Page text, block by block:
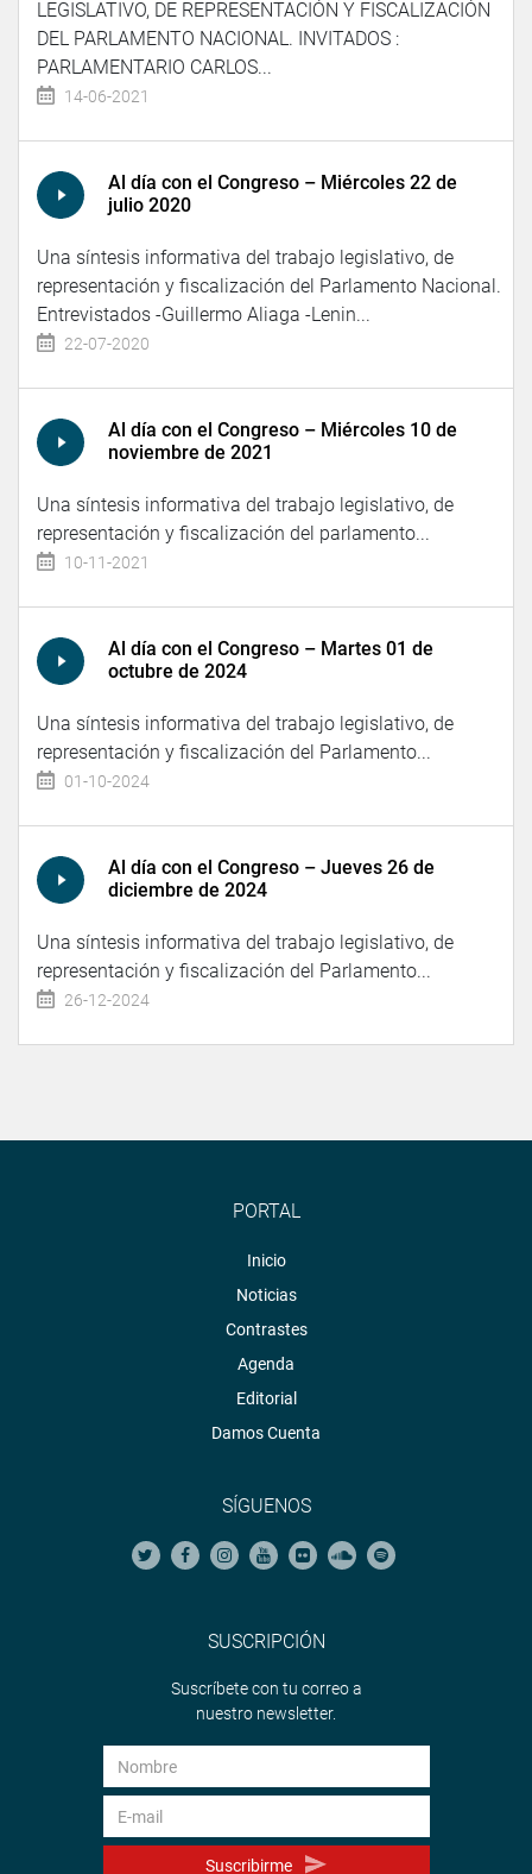
LEGISLATIVO, DE REPRESENTACIÓN Y FISCALIZACIÓN
DEL PARLAMENTO NACIONAL. INVITADOS :
PARLAMENTARIO CARLOS...
14-06-2021
Al día con el Congreso – Miércoles 22 de
julio 2020
Una síntesis informativa del trabajo legislativo, de
representación y fiscalización del Parlamento Nacional.
Entrevistados -Guillermo Aliaga -Lenin...
22-07-2020
Al día con el Congreso – Miércoles 10 de
noviembre de 2021
Una síntesis informativa del trabajo legislativo, de
representación y fiscalización del parlamento...
10-11-2021
Al día con el Congreso – Martes 01 de
octubre de 2024
Una síntesis informativa del trabajo legislativo, de
representación y fiscalización del Parlamento...
01-10-2024
Al día con el Congreso – Jueves 26 de
diciembre de 2024
Una síntesis informativa del trabajo legislativo, de
representación y fiscalización del Parlamento...
26-12-2024
PORTAL
Inicio
Noticias
Contrastes
Agenda
Editorial
Damos Cuenta
SÍGUENOS
SUSCRIPCIÓN
Suscríbete con tu correo a
nuestro newsletter.
Suscribirme